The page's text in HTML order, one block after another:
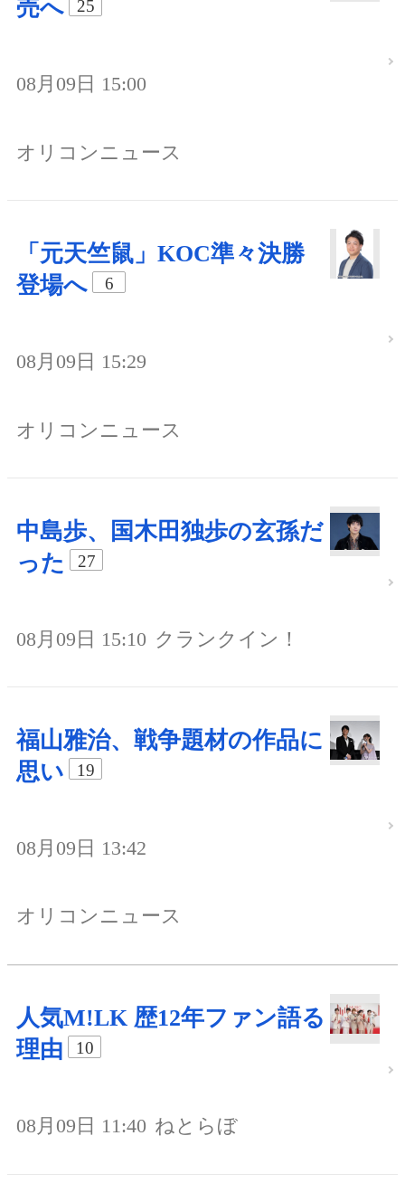
売へ 25
08月09日 15:00
オリコンニュース
「元天竺鼠」KOC準々決勝
登場へ
6
08月09日 15:29
オリコンニュース
中島歩、国木田独歩の玄孫だ
った
27
08月09日 15:10 クランクイン！
福山雅治、戦争題材の作品に
思い
19
08月09日 13:42
オリコンニュース
人気M!LK 歴12年ファン語る
理由
10
08月09日 11:40 ねとらぼ